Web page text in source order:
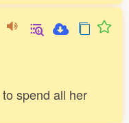
spend all her